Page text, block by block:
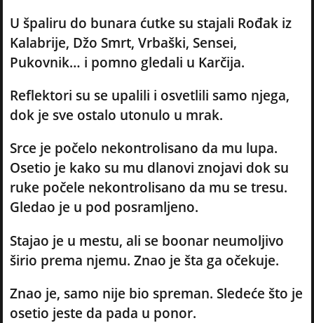
U špaliru do bunara ćutke su stajali Rođak iz
Kalabrije, Džo Smrt, Vrbaški, Sensei,
Pukovnik… i pomno gledali u Karčija.
Reflektori su se upalili i osvetlili samo njega,
dok je sve ostalo utonulo u mrak.
Srce je počelo nekontrolisano da mu lupa.
Osetio je kako su mu dlanovi znojavi dok su
ruke počele nekontrolisano da mu se tresu.
Gledao je u pod posramljeno.
Stajao je u mestu, ali se boonar neumoljivo
širio prema njemu. Znao je šta ga očekuje.
Znao je, samo nije bio spreman. Sledeće što je
osetio jeste da pada u ponor.